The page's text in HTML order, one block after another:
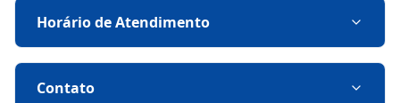
Horário de Atendimento
Contato